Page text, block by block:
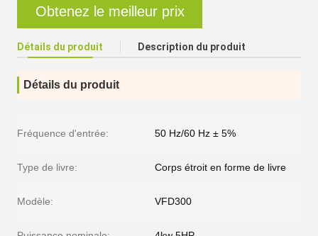
Obtenez le meilleur prix
Détails du produit Description du produit
Détails du produit
Fréquence d'entrée: 50 Hz/60 Hz ± 5%
Type de livre: Corps étroit en forme de livre
Modèle: VFD300